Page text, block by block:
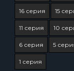
16 серия 15
11 серия 10
6 серия 5
1 серия